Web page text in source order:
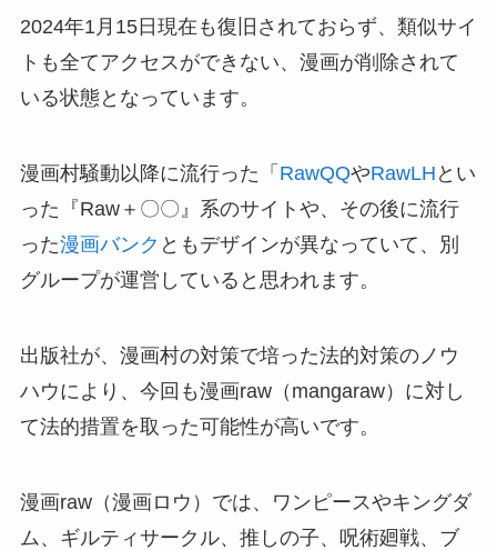
2024年1月15日現在も復旧されておらず、類似サイ
トも全てアクセスができない、漫画が削除されて
いる状態となっています。
漫画村騒動以降に流行った「 RawQQやRawLH とい
った『Raw＋〇〇』系のサイトや、その後に流行
った漫画バンク ともデザインが異なっていて、別
グループが運営していると思われます。
出版社が、漫画村の対策で培った法的対策のノウ
ハウにより、今回も漫画raw（mangaraw）に対し
て法的措置を取った可能性が高いです。
漫画raw（漫画ロウ）では、ワンピースやキングダ
ム、ギルティサークル、推しの子、呪術廻戦、ブ